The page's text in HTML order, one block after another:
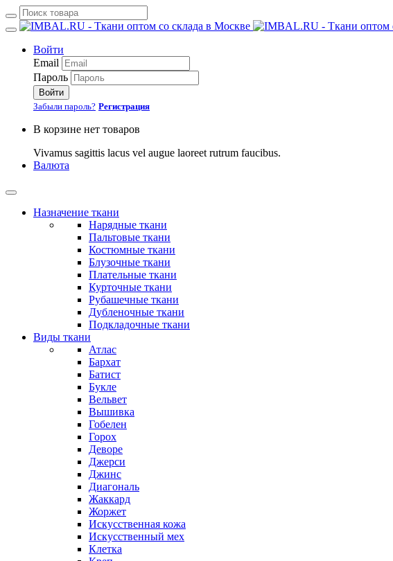
Войти
Email
Пароль
Войти
Забыли пароль? Регистрация
В корзине нет товаров
Vivamus sagittis lacus vel augue laoreet rutrum faucibus.
Валюта
Назначение ткани
Нарядные ткани
Пальтовые ткани
Костюмные ткани
Блузочные ткани
Плательные ткани
Курточные ткани
Рубашечные ткани
Дубленочные ткани
Подкладочные ткани
Виды ткани
Атлас
Бархат
Батист
Букле
Вельвет
Вышивка
Гобелен
Горох
Деворе
Джерси
Джинс
Диагональ
Жаккард
Жоржет
Искусственная кожа
Искусственный мех
Клетка